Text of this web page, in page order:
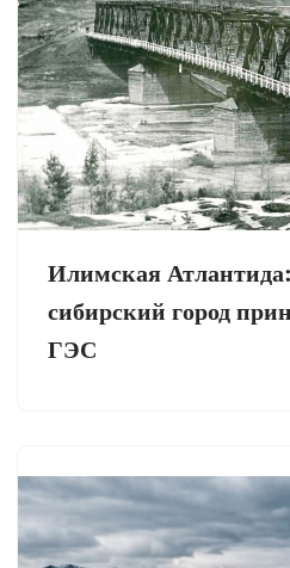
Илимская
сибирский город
ГЭС